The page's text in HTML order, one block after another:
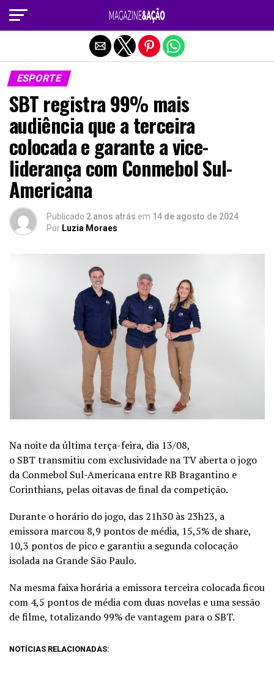
ESPORTE
SBT registra 99% mais
audiência que a terceira
colocada e garante a vice-
liderança com Conmebol Sul-
Americana
Publicado 2 anos atrás em 14 de agosto de 2024
Por Luzia Moraes
Na noite da última terça-feira, dia 13/08,
o SBT transmitiu com exclusividade na TV aberta o jogo
da Conmebol Sul-Americana entre RB Bragantino e
Corinthians, pelas oitavas de final da competição.
Durante o horário do jogo, das 21h30 às 23h23, a
emissora marcou 8,9 pontos de média, 15,5% de share,
10,3 pontos de pico e garantiu a segunda colocação
isolada na Grande São Paulo.
Na mesma faixa horária a emissora terceira colocada ficou
com 4,5 pontos de média com duas novelas e uma sessão
de filme, totalizando 99% de vantagem para o SBT.
NOTÍCIAS RELACIONADAS:
Sair da versão mobile